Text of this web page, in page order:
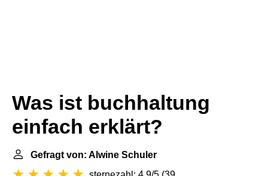
Was ist buchhaltung
einfach erklärt?
Gefragt von: Alwine Schuler